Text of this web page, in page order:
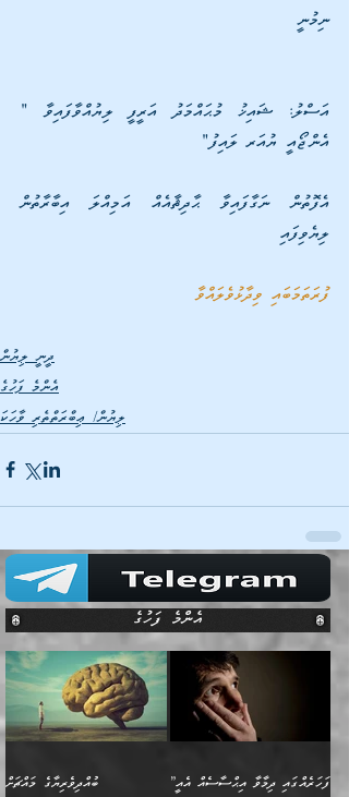
ނިމުނީ
އެންޖޯއީ ޔުއަރ ލައިފު"
އެފޮތުން ނަގާފައިވާ ޙާދިޘާއެއް އަމިއްލަ އިބާރާތުން
ލިޔެވިފައި
ފުރަތަމަބައި ވިދާޅުވެލައްވާ
ދީނީ ލިޔުން
އެންމެ ފަހުގެ
ލިޔުން/ ޢިބްރަތްތެރި ވާހަކަ
އެންމެ ފަހުގެ
ބުއްދިވެރިޔާގެ މައްޗަށް
”ފަހަރެއްގައި ދިމާވާ އިޙްސާސެއް އެއީ